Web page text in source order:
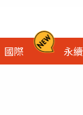
國際 永續